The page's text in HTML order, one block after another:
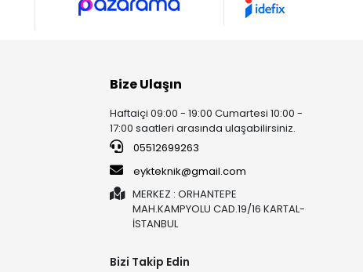
Bize Ulaşın
Haftaiçi 09:00 - 19:00 Cumartesi 10:00 -
17:00 saatleri arasında ulaşabilirsiniz.
05512699263
eykteknik@gmail.com
MERKEZ : ORHANTEPE
MAH.KAMPYOLU CAD.19/16 KARTAL-
İSTANBUL
Bizi Takip Edin